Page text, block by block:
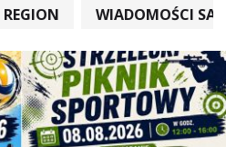
REGION WIADOMOŚCI